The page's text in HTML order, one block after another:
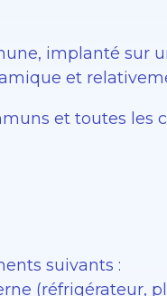
implanté sur
et
et toutes les
suivants :
(réfrigérateur,